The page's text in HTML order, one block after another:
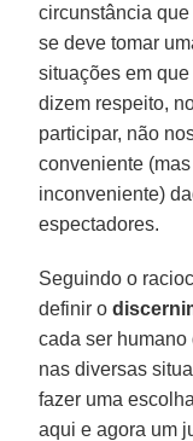
circunstância
se deve tomar
situações em
dizem respeito,
participar, não
conveniente
inconveniente)
espectadores.
Seguindo o
definir o
cada ser
nas diversas
fazer uma
aqui e agora um